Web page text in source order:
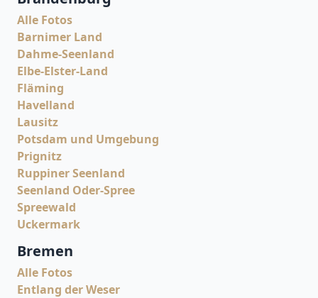
Alle Fotos
Barnimer Land
Dahme-Seenland
Elbe-Elster-Land
Fläming
Havelland
Lausitz
Potsdam und Umgebung
Prignitz
Ruppiner Seenland
Seenland Oder-Spree
Spreewald
Uckermark
Bremen
Alle Fotos
Entlang der Weser